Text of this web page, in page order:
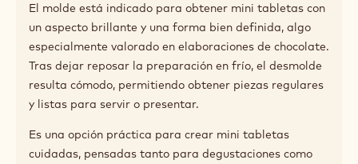
El molde está indicado para obtener mini tabletas con
un aspecto brillante y una forma bien definida, algo
especialmente valorado en elaboraciones de chocolate.
Tras dejar reposar la preparación en frío, el desmolde
resulta cómodo, permitiendo obtener piezas regulares
y listas para servir o presentar.
Es una opción práctica para crear mini tabletas
cuidadas, pensadas tanto para degustaciones como